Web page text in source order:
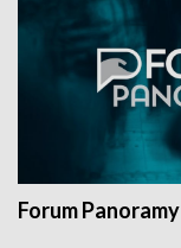
Forum Panoramy